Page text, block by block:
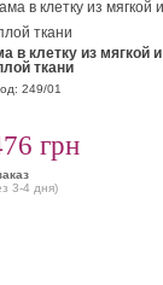
в клетку из мягкой и
ткани
249/01
грн
3-4 дня)